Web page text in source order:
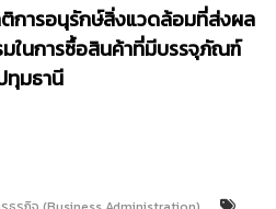
การอนุรักษ์สิ่งแวดล้อมที่ส่งผล
ในการซื้อสินค้าที่มีบรรจุภัณฑ์
ทุมธานี